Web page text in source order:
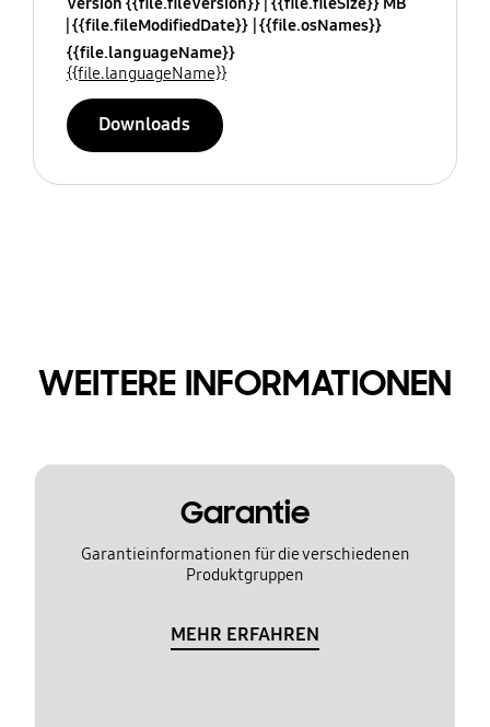
{{file.fileModifiedDate}} {{file.osNames}}
{{file.languageName}}
{{file.languageName}}
Downloads
WEITERE INFORMATIONEN
Garantie
Garantieinformationen für die verschiedenen
Produktgruppen
MEHR ERFAHREN